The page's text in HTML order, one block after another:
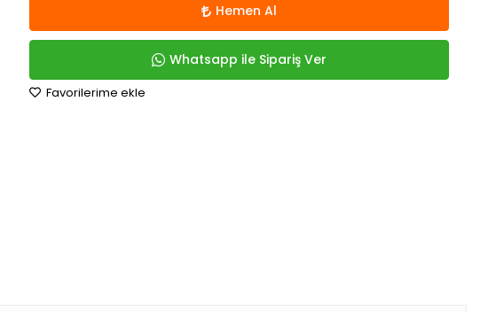
Hemen Al
Whatsapp ile Sipariş Ver
Favorilerime ekle